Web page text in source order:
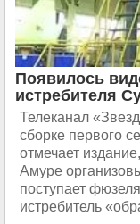
Появилось
истребителя
Телеканал
сборке первого
отмечает
Амуре
поступает
истребитель